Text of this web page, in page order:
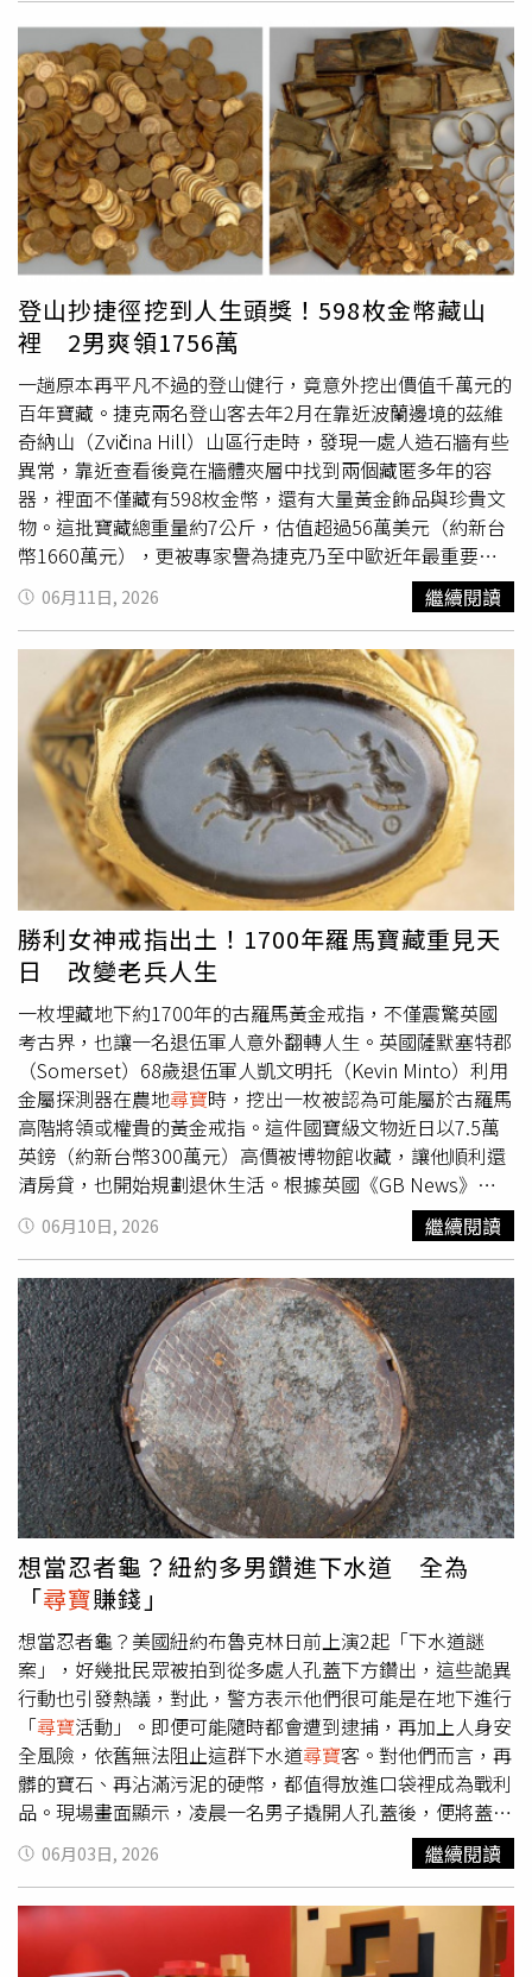
年丙午火馬年為投資參照，看好AI族群相關個股，今年截至
5月底績效結算，股市獲利已達250％。台灣股市受惠於全
球人工智慧（AI）狂潮與半導體供應鏈的爆發性成長，憑藉
4.95 兆美元的總市值，正式超越印度，躍居全球第五大股
票市場。此排名僅次於美國、中國大陸、日本與香港。手握
AI 供應鏈兵權的輝達（NVIDIA）執行長黃仁勳已選定在台
設立大型研發與營運中心，台灣總部及研發中心將落腳於台
北市北投士林科技園區（北士科），定名為「星群」
（NVIDIA Constellation）園區，並計畫在五年內於台北、
台南、高雄等地擴大招募4千名員工。每年輝達對台積電
（先進製程與CoWoS封裝）及其他供應鏈的資本投資、預
付款與採購金額規模已高達數百億至1,500億美元。韓國則
將 AI 視為戰略產業核心，今年砸下高達二十三點七兆韓元
的官方研發預算，明確將 AI 與先進晶片列為國家關鍵技
術，透過國家預算與租稅優惠全力建立本土模型與國家算力
中心。AI（人工智慧）產業鏈的範圍非常廣泛，通常被分類
為四大核心類別。一、基礎層（Hardware &
Infrastructure）:半導體與晶片（IC 設計/製造）： GPU、
ASIC、FPGA、NPU。伺服器與硬體組裝： AI 伺服器、散熱
系統、高速傳輸模組。雲端基礎設施（CSP）： 提供雲端算
力與儲存空間。二、技術層（Algorithms & Platforms）:大
語言模型（LLM）與基底模型： 開發生成式 AI 的核心模
型。機器學習/深度學習平台： 提供模型訓練、部署的工
具。數據處理與標註： AI 需要乾淨的資料來學習，這類別
專門進行資料清洗、標註與儲存（如 Scale AI、
Snowflake）。三、應用層（Applications & Software）:生
成式 AI 工具： 文字生成、圖像生成、程式碼輔助、影音創
作。企業級 SaaS 服務： 結合 AI 的辦公室軟體、客戶關係
管理、人力資源系統。垂直領域 AI（以技術區分）。電腦視
覺（Computer Vision）： 人臉辨識、影像分析。自然語言
處理（NLP）： 語音辨識、即時翻譯、智能客服。四、終
端與領域應用層（Vertical Integration & End Devices）:邊
緣裝置（Edge AI Devices）： AI PC、AI 手機、智慧穿戴設
備。智慧製造與工業 4.0： 自動化缺陷檢測、預測性維護、
機器人。智慧醫療： 生技新藥研發、AI 影像醫學診斷、手
術輔助。智慧交通： 自動駕駛技術（如 Tesla Autopilot、
Waymo）、無人機、智慧物流。金融科技（FinTech）： 智
能投顧、信用風控、自動化交易。投資人一定要研究某公司
主要產品是生產什麼?產品有未來需求嗎?公司最近財報(年
報、季報、月報)是否持續成長獲利?資金動向，挑選AI（人
工智慧）各產業鏈的龍頭股，這1年內公司持續高獲利，而
且接單接到1年後。簡單講「明牌」就是從「兆元宴」成員
中來「尋寶」，經常漲價甚至「漲停板」都在這些成員中，
買這種股票不太可能會賠錢?甚至不小心買到高檔，股價下
跌，不久後還會漲回來。千萬不要買公司產品不實用，沒有
未來，沒有獲利，甚至還虧本的股票；這些股票即使股價
低，買後有可能股價一動也不動，甚至股價更低，那就長期
「套牢」了!台股近期在AI熱潮帶動下強勢上攻，加權指數
一路站上4萬5千點大關。今年第一季經濟成長率已上修至
14.55%，反映台灣景氣確實相當熱絡，但股市漲勢也超出
市場預期。股市不可能天天漲，台股目前整體處於高檔震盪
的主升段架構中，盤面結構正經歷「資金大搬風」。隨著 AI
與半導體大型權值股短線漲幅已大，資金開始擴散輪動至低
位階族群（如被動元件、光學鏡頭、散熱），以及具備獲利
穩健與殖利率優勢的金融族群。股價盤整下來才有買點，才
有利潤空間，「強者恆強，抱強不抱弱。」。命理專家楊登
嵙教授有一位同學36年前買了1張7萬元(股價70元)台積電股
票，不曾買賣，由於「配股」，現今市值1億多，還有一位
長輩更久前買了1張4萬元(股價40元)台積電股票，不曾買
賣，現今市值2億多。「人不理財，財不理你。」建議大要
穩健「投資」，而不是「投機」，天天殺進殺出就是「當
沖」，如同「賭博」，一般人沒有無盡的資金，也不可能每
次都猜對，猜錯幾次，可就要「套牢」、「斷頭」、「血本
無歸」、「畢業」、「破產」。
登山抄捷徑挖到人生頭獎！598枚金幣藏山
裡 2男爽領1756萬
一趟原本再平凡不過的登山健行，竟意外挖出價值千萬元的
百年寶藏。捷克兩名登山客去年2月在靠近波蘭邊境的茲維
奇納山（Zvičina Hill）山區行走時，發現一處人造石牆有些
異常，靠近查看後竟在牆體夾層中找到兩個藏匿多年的容
器，裡面不僅藏有598枚金幣，還有大量黃金飾品與珍貴文
物。這批寶藏總重量約7公斤，估值超過56萬美元（約新台
幣1660萬元），更被專家譽為捷克乃至中歐近年最重要的
寶藏發現之一。綜合《Ecoticias》、《Futura Sciences》等
外媒報導，兩名登山客於2025年2月在山區抄捷徑時，發現
一個鋁製容器從石牆縫隙中露出一角。打開後赫然看見大批
以黑色布料包裹、排列整齊的金幣。兩人隨後在距離約1公
尺處又找到另一個金屬盒，裡頭收藏10只手鐲、16個鼻煙
盒與菸盒、粉盒、梳子、金屬鍊條、小鑰匙及網狀提袋等貴
重物品。兩人並未私自收藏，而是立即將寶藏全數送交東波
希米亞博物館（Museum of Eastern Bohemia）鑑定。經館
方清點後確認，寶藏內共有598枚金幣，金幣重量約3.4至
3.7公斤，整批文物總重約7公斤。若以黃金市價計算，價值
已超過56萬美元，但考量歷史與考古意義，實際價值可能更
高。博物館考古部門主管諾瓦克（Miroslav Novák）表示，
這批金幣來源相當特殊，橫跨法國、比利時、俄羅斯、義大
利、羅馬尼亞、巴爾幹半島、鄂圖曼帝國（Ottoman
Empire）及部分非洲地區，鑄造年代介於1808年至1915年
間。不過研究人員發現，部分金幣帶有1920至1930年代前
南斯拉夫地區的特殊加蓋印記，而寶藏中最晚的一枚金幣甚
至可追溯至1921年，顯示整批財寶真正埋藏時間應晚於
1921年。此外，研究人員也注意到部分巴爾幹地區金幣曾
被鑽孔，推測可能曾被當成項鍊、頭飾或婚禮飾品使用，顯
示寶藏主人可能具有跨國背景，甚至不排除屬於某個家族或
群體共同持有，而非單一個人財產。由於寶藏被刻意分散藏
於兩個容器內，且塞進人造石牆夾層保存，考古團隊認為這
並非單純遺失，而是一項有計畫的「緊急避難方案」。專家
推測，寶藏可能與20世紀歐洲局勢動盪有關，包括納粹勢力
擴張、二戰期間猶太家庭逃亡，或戰後德裔居民被迫撤離等
歷史事件。當時大量居民匆忙離開家園，將畢生積蓄埋藏起
來，希望日後返回取回，但最終再也沒有機會回來。歷史資
料顯示，1938年納粹德國併吞蘇台德地區後，大批猶太人
遭迫害與驅逐；二戰結束後，又有約300萬名德裔居民被迫
離開捷克斯洛伐克。研究人員認為，這批寶藏極可能與上述
歷史背景有所關聯，但目前仍無法確認真正主人身分。這項
發現也替兩名登山客帶來意外財富。依據捷克法律規定，發
現考古文物者通常可獲得相當於文物價值10%的獎勵，但若
發現物主要為黃金，則可依實際價值全額計算獎金。最終兩
人共獲得1170萬捷克克朗（約48萬500歐元、新台幣1756
萬元）獎勵，創下捷克史上最高
2015年發現10世紀銀幣時創下的200萬捷克克朗紀錄。東波
希米亞博物館館長彼得．格魯利希（Petr Grulich）坦言，
自己任職期間從未見過如此規模的發現，「一般送到博物館
的發現物，獎勵金額大多只有數萬克朗等級，這次真的非常
罕見。」目前館方正規劃公開展出這批寶藏，希望進一步揭
開這段被埋藏近百年的歷史謎團。
06月11日, 2026 繼續閱讀
勝利女神戒指出土！1700年羅馬寶藏重見天
日 改變老兵人生
一枚埋藏地下約1700年的古羅馬黃金戒指，不僅震驚英國
考古界，也讓一名退伍軍人意外翻轉人生。英國薩默塞特郡
（Somerset）68歲退伍軍人凱文明托（Kevin Minto）利用
金屬探測器在農地尋寶時，挖出一枚被認為可能屬於古羅馬
高階將領或權貴的黃金戒指。這件國寶級文物近日以7.5萬
英鎊（約新台幣300萬元）高價被博物館收藏，讓他順利還
清房貸，也開始規劃退休生活。根據英國《GB News》及
《太陽報》（The Sun）報導，凱文明托年輕時曾在英軍服
役，退伍後擔任卡車司機，閒暇時最大的興趣就是拿著金屬
探測器四處尋寶。2017年，他與好友菲爾科斯特洛（Phil
Costello）參加一場退伍軍人金屬探測活動，在薩默塞特郡
伊爾明斯特（Ilminster）附近一處農地搜尋時，探測器突然
發出強烈訊號。起初兩人只挖出幾枚古羅馬錢幣，但由於訊
號持續出現，他們決定連續兩天留在現場搜尋，最後陸續發
現297枚古羅馬錢幣，以及鉛器、陶器等文物。原以為寶藏
已被挖掘殆盡，沒想到2018年凱文明托再次回到同一地點
時，探測器再度發出強烈反應。他挖出一件被泥土包覆的金
色物體，起初以為只是硬幣，後來又猜測可能是胸針，直到
清理後才驚覺竟是一枚完整保存下來的古羅馬黃金戒指。由
於外型精美且保存狀況極佳，他立刻意識到自己可能挖到非
比尋常的寶物。考古專家鑑定後發現，這枚後來被命名為
「伊爾明斯特戒指」（Ilminster Ring）的文物重達48公
克，遠比一般羅馬時期戒指更大、更厚重。戒面鑲嵌藍色寶
石，並以精細凹雕工藝刻畫出羅馬勝利女神維多利亞
（Victoria）駕駛雙馬戰車的圖案。研究人員推估戒指製作
年代約在西元297年左右，距今超過1700年，無論尺寸、工
藝、保存狀況或歷史價值，在英國境內都極為罕見。由於戒
指規格遠超一般貴族配飾，加上當時能擁有如此昂貴黃金珠
寶的人並不多，考古學家認為其主人很可能是羅馬帝國駐不
列顛地區的高階軍官、地方總督、大地主或富商權貴，甚至
不排除是一名統率軍隊的將領，因此被外界稱為「羅馬將軍
戒指」。研究團隊推測，戒指與大批錢幣一同埋藏地下，可
能與當時羅馬帝國末期政治動盪有關，主人為了保護財產而
秘密埋藏，卻再也沒有機會回來取走。除了黃金戒指外，凱
06月10日, 2026 繼續閱讀
想當忍者龜？紐約多男鑽進下水道 全為
「尋寶賺錢」
想當忍者龜？美國紐約布魯克林日前上演2起「下水道謎
案」，好幾批民眾被拍到從多處人孔蓋下方鑽出，這些詭異
行動也引發熱議，對此，警方表示他們很可能是在地下進行
「尋寶活動」。即便可能隨時都會遭到逮捕，再加上人身安
全風險，依舊無法阻止這群下水道尋寶客。對他們而言，再
髒的寶石、再沾滿污泥的硬幣，都值得放進口袋裡成為戰利
品。現場畫面顯示，凌晨一名男子撬開人孔蓋後，便將蓋子
暫時藏在附近車輛間，接著共有7名男子陸續從地下鑽出，
這些人都攜帶手電筒，並穿著靴子與防水連身工作服，脫下
裝備後他們就把衣物以及疑似在地下找到的物品一起丟進車
內，接著開車離去。事實上，這並非紐約首起地下道
尋寶 事
件，2015年就發生過一名環保局員工，帶著兩名朋友鑽進
06月03日, 2026 繼續閱讀